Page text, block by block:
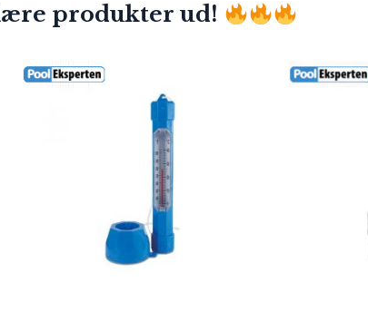
produkter ud!